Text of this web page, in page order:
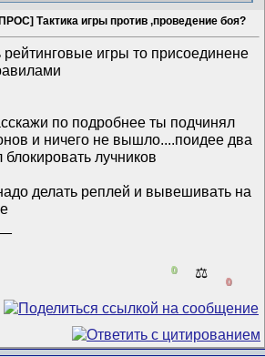
Тактика игры против ,проведение боя?
рейтинговые игры то присоединене
по подробнее ты подчинял
и ничего не вышло....поидее два
лучников
делать реплей и вывешивать на
0 ⚖️
0